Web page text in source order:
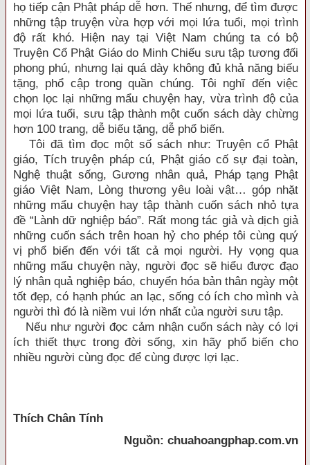
họ tiếp cận Phật pháp dễ hơn. Thế nhưng, để tìm được
những tập truyện vừa hợp với mọi lứa tuổi, mọi trình
độ rất khó. Hiện nay tại Việt Nam chúng ta có bộ
Truyện Cổ Phật Giáo do Minh Chiếu sưu tập tương đối
phong phú, nhưng lại quá dày không đủ khả năng biếu
tặng, phổ cập trong quần chúng. Tôi nghĩ đến việc
chọn lọc lại những mẩu chuyện hay, vừa trình độ của
mọi lứa tuổi, sưu tập thành một cuốn sách dày chừng
hơn 100 trang, dễ biếu tặng, dễ phổ biến.
Tôi đã tìm đọc một số sách như: Truyện cổ Phật
giáo, Tích truyện pháp cú, Phật giáo cố sự đại toàn,
Nghệ thuật sống, Gương nhân quả, Pháp tạng Phật
giáo Việt Nam, Lòng thương yêu loài vật… góp nhặt
những mẩu chuyện hay tập thành cuốn sách nhỏ tựa
đề “Lành dữ nghiệp báo”. Rất mong tác giả và dịch giả
những cuốn sách trên hoan hỷ cho phép tôi cùng quý
vị phổ biến đến với tất cả mọi người. Hy vọng qua
những mẩu chuyện này, người đọc sẽ hiểu được đạo
lý nhân quả nghiệp báo, chuyển hóa bản thân ngày một
tốt đẹp, có hạnh phúc an lạc, sống có ích cho mình và
người thì đó là niềm vui lớn nhất của người sưu tập.
Nếu như người đọc cảm nhận cuốn sách này có lợi
ích thiết thực trong đời sống, xin hãy phổ biến cho
nhiều người cùng đọc để cùng được lợi lạc.
Thích Chân Tính
Nguồn: chuahoangphap.com.vn